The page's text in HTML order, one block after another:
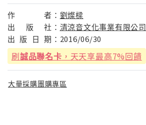
作 者： 劉燦樑
出
版 社： 清涼音文化事業有限公司
出 版 日 期： 2016/06/30
刷誠品聯名卡 ，天天享最高7%回饋
大量採購團購專區